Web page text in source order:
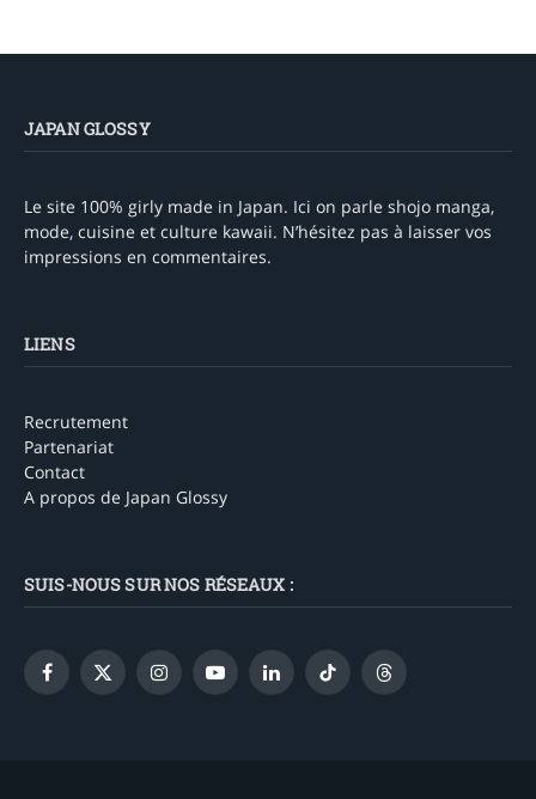
JAPAN GLOSSY
Le site 100% girly made in Japan. Ici on parle shojo manga,
mode, cuisine et culture kawaii. N’hésitez pas à laisser vos
impressions en commentaires.
LIENS
Recrutement
Partenariat
Contact
A propos de Japan Glossy
SUIS-NOUS SUR NOS RÉSEAUX :
Facebook
X
InstagramYouTubeLinkedInTikTok Threads